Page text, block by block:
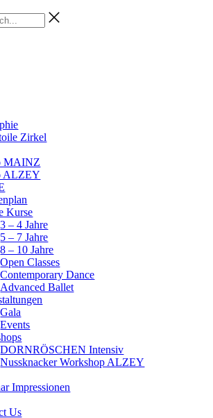
Zirkel
MAINZ
ALZEY
Kurse
3 – 4 Jahre
5 – 7 Jahre
8 – 10 Jahre
Open Classes
Contemporary Dance
Advanced Ballet
Gala
Events
DORNRÖSCHEN Intensiv
Nussknacker Workshop ALZEY
Impressionen
Us